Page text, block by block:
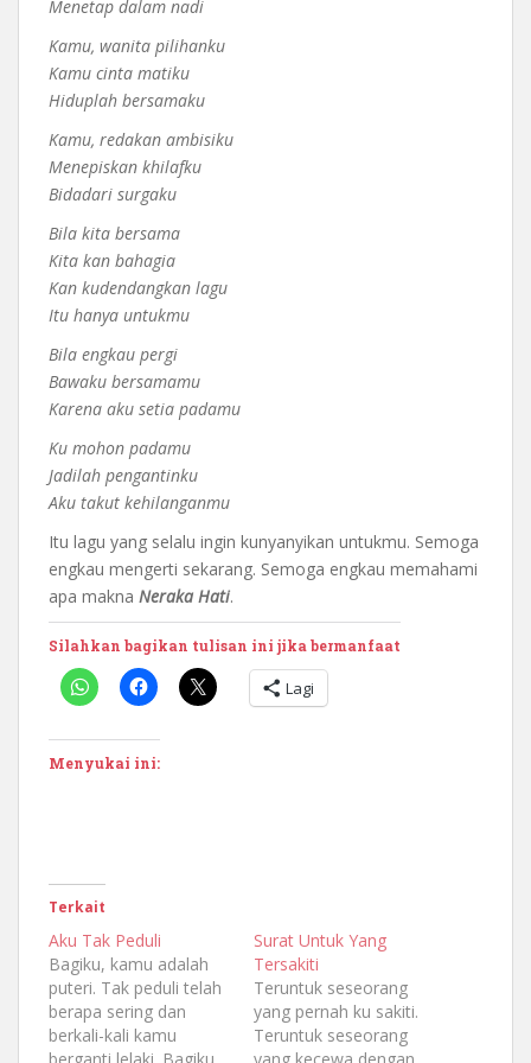
Menetap dalam nadi
Kamu, wanita pilihanku
Kamu cinta matiku
Hiduplah bersamaku
Kamu, redakan ambisiku
Menepiskan khilafku
Bidadari surgaku
Bila kita bersama
Kita kan bahagia
Kan kudendangkan lagu
Itu hanya untukmu
Bila engkau pergi
Bawaku bersamamu
Karena aku setia padamu
Ku mohon padamu
Jadilah pengantinku
Aku takut kehilanganmu
Itu lagu yang selalu ingin kunyanyikan untukmu. Semoga
engkau mengerti sekarang. Semoga engkau memahami
apa makna Neraka Hati.
Silahkan bagikan tulisan ini jika bermanfaat
Lagi
Menyukai ini:
Terkait
Aku Tak Peduli
Bagiku, kamu adalah
puteri. Tak peduli telah
berapa sering dan
berkali-kali kamu
Surat Untuk Yang
Tersakiti
Teruntuk seseorang
yang pernah ku sakiti.
Teruntuk seseorang